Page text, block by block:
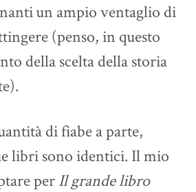
un ampio ventaglio di
(penso, in questo
della scelta della storia
di fiabe a parte,
libri sono identici. Il mio
perIl grande libro